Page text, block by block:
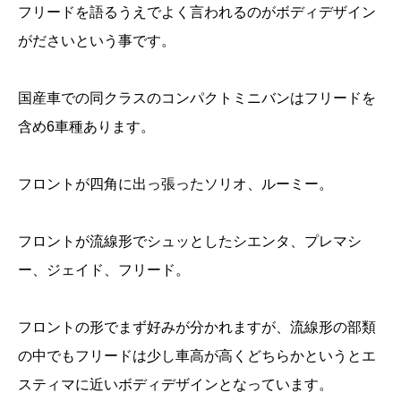
フリードを語るうえでよく言われるのがボディデザイン
がださいという事です。
国産車での同クラスのコンパクトミニバンはフリードを
含め6車種あります。
フロントが四角に出っ張ったソリオ、ルーミー。
フロントが流線形でシュッとしたシエンタ、プレマシ
ー、ジェイド、フリード。
フロントの形でまず好みが分かれますが、流線形の部類
の中でもフリードは少し車高が高くどちらかというとエ
スティマに近いボディデザインとなっています。